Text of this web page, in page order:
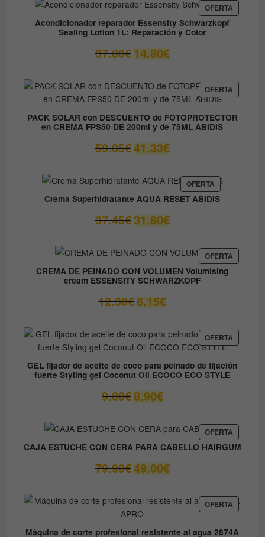
desde
9.60€
hasta
14.50€
OFERTA
EN
Acondicionador reparador Essensity Schwarzkopf
Sealing Lotion 1L: Reparación y Color
37.00€ El
precio
era:
37.00€.
14.80€El
precio
es:
14.80€.
OFERTA
EN
PACK SOLAR con DESCUENTO de FOTOPROTECTOR
en CREMA FPS50 DE 200ml y de 75ML ABIDIS
59.05€ El
precio
era:
59.05€.
41.33€El
precio
es:
41.33€.
OFERTAPRODUCTO
EN
OFERTA
Crema Superhidratante AQUA RESET ABIDIS
37.45€ El
precio
era:
37.45€.
31.80€El
precio
es:
31.80€.
OFERTA
EN
CREMA DE PEINADO CON VOLUMEN Volumising
cream ESSENSITY SCHWARZKOPF
12.30€El
precio
era:
12.30€.
6.15€El
precio
es:
6.15€.
OFERTA
EN
GEL fijador de aceite de coco para peinado de fijación
fuerte Styling gel Coconut Oil ECOCO ECO STYLE
9.80€ El
precio
era:
9.80€.
8.90€El
precio
es:
8.90€.
OFERTA
EN
OFERTA
CAJA ESTUCHE CON CERA PARA CABELLO HAIRGUM
79.90€ El
precio
era:
79.90€.
49.00€El
precio
es:
OFERTA
EN
Máquina de corte profesional resistente al agua 2874A